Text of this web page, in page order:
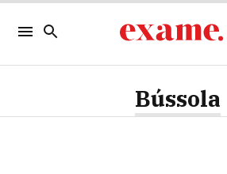
Bússola